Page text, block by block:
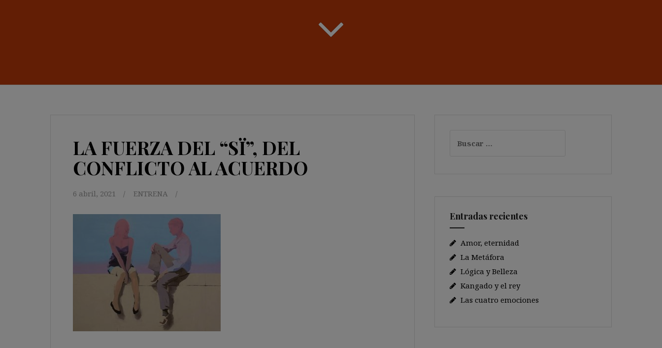
LA FUERZA DEL “SÏ”, DEL
CONFLICTO AL ACUERDO
6 abril, 2021 ENTRENA
Entradas recientes
Amor, eternidad
La Metáfora
Lógica y Belleza
Kangado y el rey
Las cuatro emociones